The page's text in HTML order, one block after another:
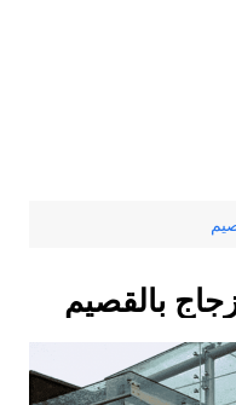
بالقصيم